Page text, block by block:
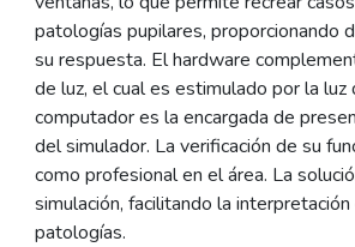
patologías pupilares, proporcionando
su respuesta. El hardware
de luz, el cual es estimulado por la
computador es la encargada de
del simulador. La verificación de su
como profesional en el área. La
simulación, facilitando la
patologías.